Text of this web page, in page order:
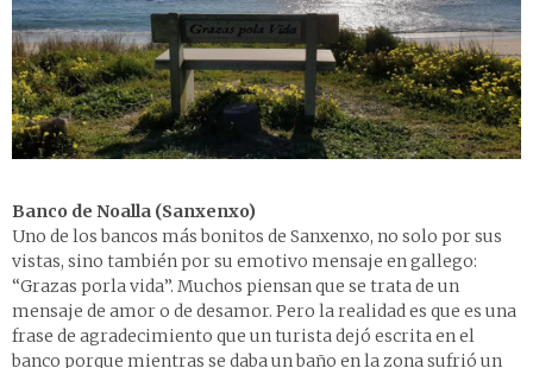
Banco de Noalla (Sanxenxo)
Uno de los bancos más bonitos de Sanxenxo, no solo por sus
vistas, sino también por su emotivo mensaje en gallego:
“Grazas porla vida”. Muchos piensan que se trata de un
mensaje de amor o de desamor. Pero la realidad es que es una
frase de agradecimiento que un turista dejó escrita en el
banco porque mientras se daba un baño en la zona sufrió un